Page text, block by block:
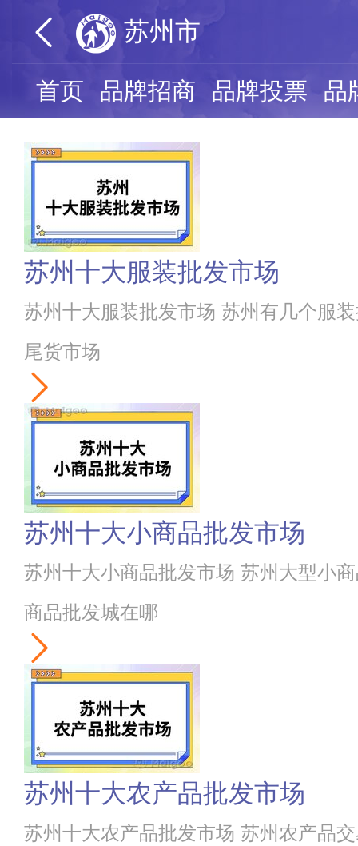
苏州市
首页 品牌招商 品牌投票 品
苏州十大服装批发市场
苏州十大服装批发市场 苏州有几个服
尾货市场
苏州十大小商品批发市场
苏州十大小商品批发市场 苏州大型小
商品批发城在哪
苏州十大农产品批发市场
苏州十大农产品批发市场 苏州农产品